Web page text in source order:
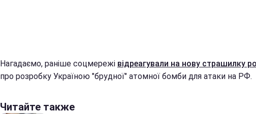
Нагадаємо, раніше соцмережі відреагували на нову страшилку
про розробку Україною "брудної" атомної бомби для атаки на РФ.
Читайте также